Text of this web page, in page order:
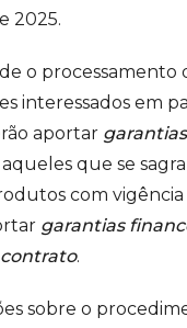
2025.
o processamento
interessados em
aportar
que se
com
garantias
.
sobre o